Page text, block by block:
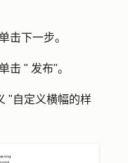
击下一步。
击 " 发布"。
"自定义横幅的样